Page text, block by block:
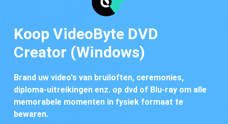
Blu-ray speler
DVD-maker
DVD-kopie
Steun
Koop VideoByte DVD
Creator (Windows)
Brand uw video's van bruiloften, ceremonies,
diploma-uitreikingen enz. op dvd of Blu-ray om alle
memorabele momenten in fysiek formaat te
bewaren.